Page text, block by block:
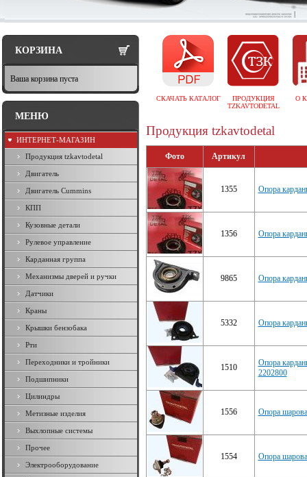
СКАЧАТЬ КАТАЛОГ
ПРОДУКЦИЯ
TZKAVTODETAL
О
Продукция tzkavtodetal
Фото Артикул
1355 Опора
1356 Опора
9865 Опора
5332 Опора
1510
Опора
2202800
1556 Опора
1554 Опора
КОРЗИНА
Ваша корзина пуста
МЕНЮ
ИНТЕРНЕТ-МАГАЗИН
Продукция tzkavtodetal
Двигатель
Двигатель Cummins
КПП
Кузовные детали
Рулевое управление
Карданная группа
Механизмы дверей и ручки
Датчики
Краны
Крышки бензобака
Рти
Переходники и тройники
Подшипники
Цилиндры
Метизные изделия
Выхлопные системы
Прочее
Электрооборудование